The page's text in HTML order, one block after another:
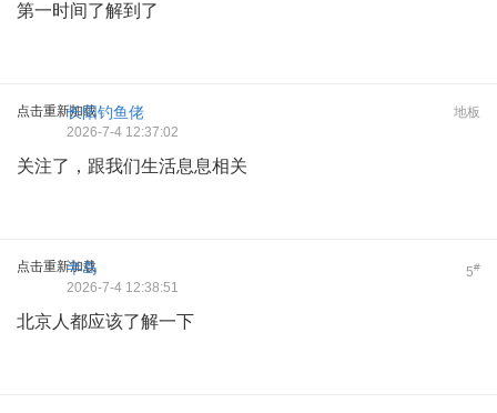
第一时间了解到了
点击重新加载 地板
长阳钓鱼佬
2026-7-4 12:37:02
关注了，跟我们生活息息相关
点击重新加载 5#
半岛
2026-7-4 12:38:51
北京人都应该了解一下